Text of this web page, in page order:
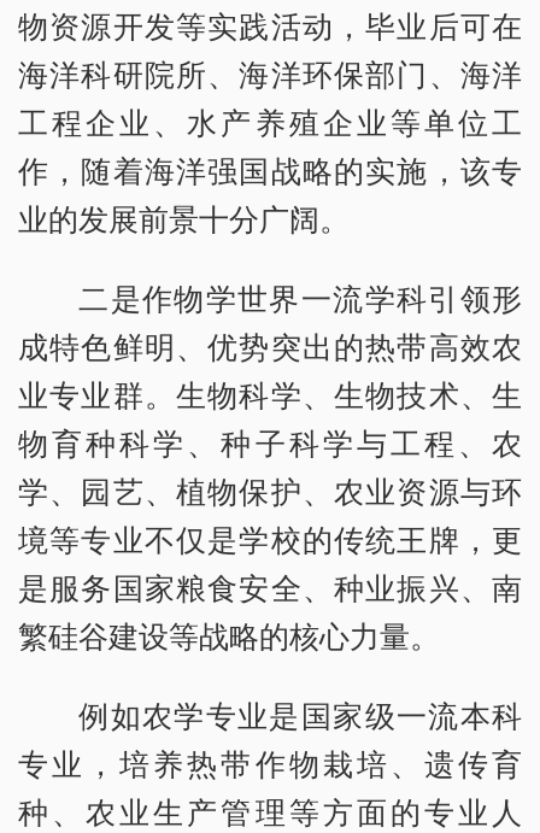
物资源开发等实践活动，毕业后可在
海洋科研院所、海洋环保部门、海洋
工程企业、水产养殖企业等单位工
作，随着海洋强国战略的实施，该专
业的发展前景十分广阔。
二是作物学世界一流学科引领形
成特色鲜明、优势突出的热带高效农
业专业群。生物科学、生物技术、生
物育种科学、种子科学与工程、农
学、园艺、植物保护、农业资源与环
境等专业不仅是学校的传统王牌，更
是服务国家粮食安全、种业振兴、南
繁硅谷建设等战略的核心力量。
例如农学专业是国家级一流本科
专业，培养热带作物栽培、遗传育
种、农业生产管理等方面的专业人